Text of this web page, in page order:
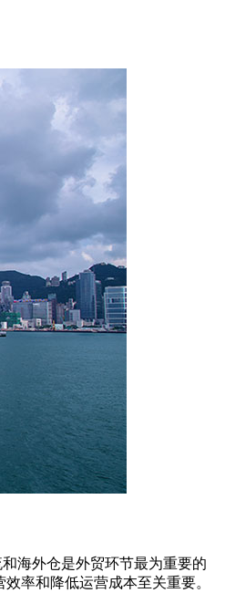
海外仓是外贸环节最为重要的
率和降低运营成本至关重要。